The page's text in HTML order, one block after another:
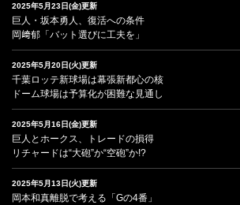
2025年5月23日(金)更新
巨人・坂本勇人、復活への条件
岡﨑郁「バット選びに工夫を」
2025年5月20日(火)更新
千葉ロッテ新球場は幕張新都心の核
ドーム球場は予算化が困難な見通し
2025年5月16日(金)更新
巨人とホークス、トレードの損得
リチャードは“大砲”か“空砲”か!?
2025年5月13日(火)更新
岡本和真離脱で考える「Gの4番」